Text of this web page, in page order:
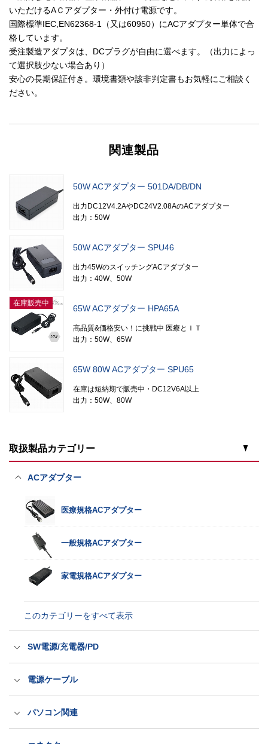
いただけるAＣアダプター・外付け電源です。
国際標準IEC,EN62368-1（又は60950）にACアダプター単体で合
格しています。
受注製造アダプタは、DCプラグが自由に選べます。（出力によっ
て選択肢少ない場合あり）
安心の長期保証付き。環境書類や該非判定書もお気軽にご相談く
ださい。
関連製品
50W ACアダプター 501DA/DB/DN
出力DC12V4.2AやDC24V2.08AのACアダプター
出力：50W
50W ACアダプター SPU46
出力45WのスイッチングACアダプター
出力：40W、50W
在庫販売中
65W ACアダプター HPA65A
高品質&価格安い！に挑戦中 医療とＩＴ
出力：50W、65W
65W 80W ACアダプター SPU65
在庫は短納期で販売中・DC12V6A以上
出力：50W、80W
取扱製品カテゴリー
ACアダプター
医療規格ACアダプター
一般規格ACアダプター
家電規格ACアダプター
このカテゴリーをすべて表示
SW電源/充電器/PD
スイッチング電源
充電器
電源ケーブル
国内用電源ケーブル（ACコード）
パソコン関連